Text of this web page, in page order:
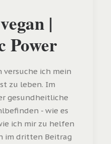
|
Power
versuche ich mein
zu leben. Im
gesundheitliche
- wie es
ich mir zu helfen
im dritten Beitrag